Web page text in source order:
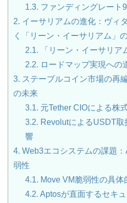
1.3. ファンディングレート
2. イーサリアムの進化：ヴィ
く「リーン・イーサリアム」
2.1. 「リーン・イーサリア
2.2. ロードマップ実現への
3. ステーブルコイン市場の再
の未来
3.1. 元Tether CIOによる株
3.2. RevolutによるUSDT
響
4. Web3エコシステムの課題
弱性
4.1. Move VM脆弱性の具
4.2. Aptosが直面するセキ